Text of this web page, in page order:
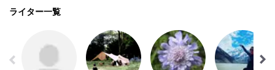
ライター一覧